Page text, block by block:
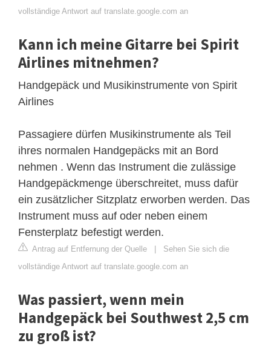
vollständige Antwort auf translate.google.com an
Kann ich meine Gitarre bei Spirit
Airlines mitnehmen?
Handgepäck und Musikinstrumente von Spirit
Airlines
Passagiere dürfen Musikinstrumente als Teil
ihres normalen Handgepäcks mit an Bord
nehmen . Wenn das Instrument die zulässige
Handgepäckmenge überschreitet, muss dafür
ein zusätzlicher Sitzplatz erworben werden. Das
Instrument muss auf oder neben einem
Fensterplatz befestigt werden.
Antrag auf Entfernung der Quelle | Sehen Sie sich die
vollständige Antwort auf translate.google.com an
Was passiert, wenn mein
Handgepäck bei Southwest 2,5 cm
zu groß ist?